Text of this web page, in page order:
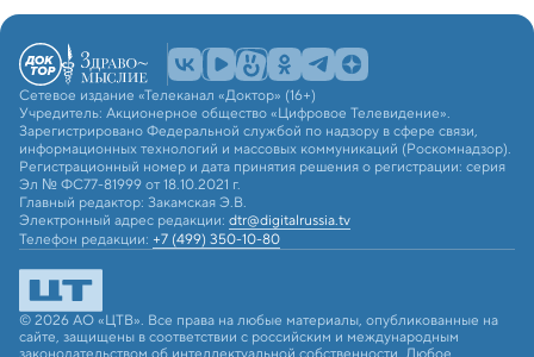
Сетевое издание «Телеканал «Доктор» (16+)
Учредитель: Акционерное общество «Цифровое Телевидение».
Зарегистрировано Федеральной службой по надзору в сфере связи,
информационных технологий и массовых коммуникаций (Роскомнадзор).
Регистрационный номер и дата принятия решения о регистрации: серия
Эл № ФС77-81999 от 18.10.2021 г.
Главный редактор: Закамская Э.В.
Электронный адрес редакции: dtr@digitalrussia.tv
Телефон редакции: +7 (499) 350-10-80
© 2026 АО «ЦТВ». Все права на любые материалы, опубликованные на
сайте, защищены в соответствии с российским и международным
законодательством об интеллектуальной собственности. Любое